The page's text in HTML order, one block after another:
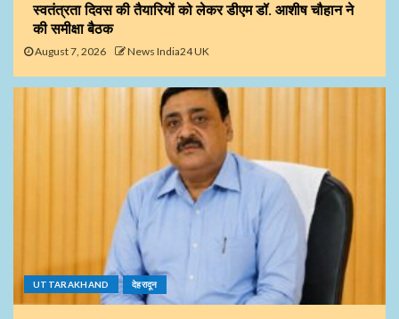
स्वतंत्रता दिवस की तैयारियों को लेकर डीएम डॉ. आशीष चौहान ने
की समीक्षा बैठक
August 7, 2026 News India24 UK
UTTARAKHAND देहरादून